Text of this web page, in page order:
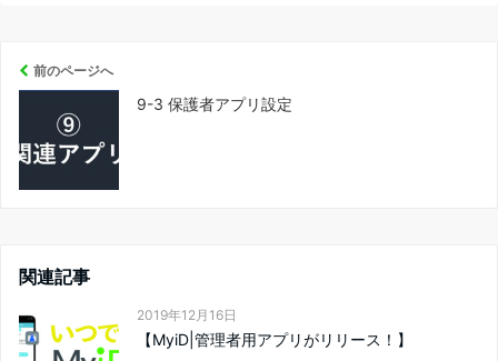
前のページへ
9-3 保護者アプリ設定
関連記事
2019年12月16日
【MyiD|管理者用アプリがリリース！】